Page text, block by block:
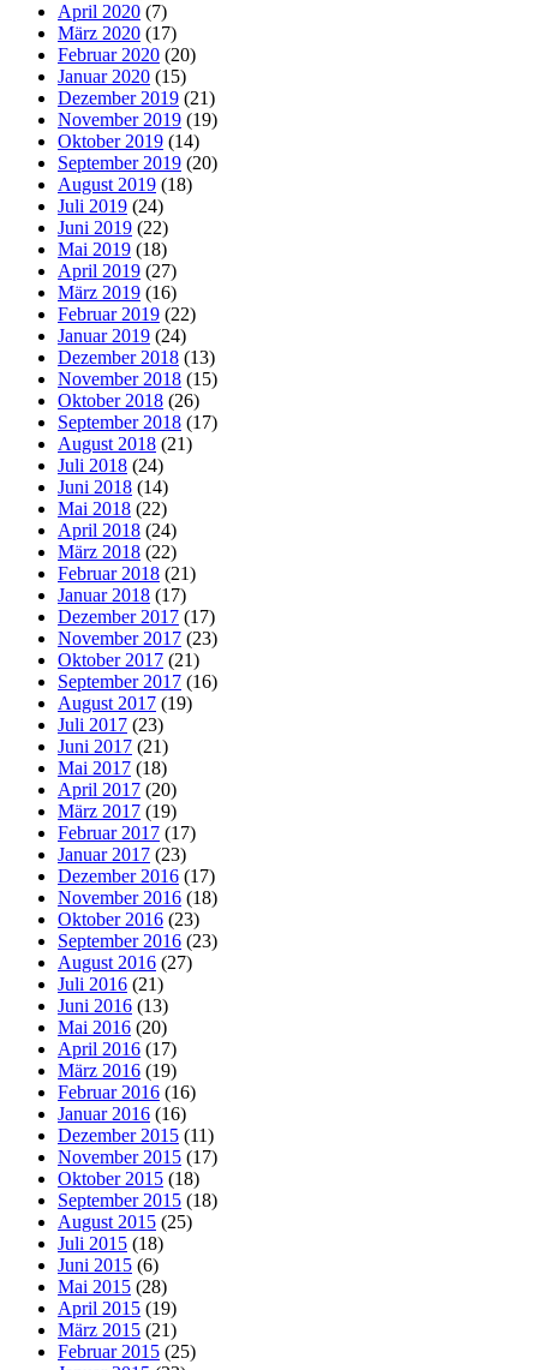
April 2020 (7)
März 2020 (17)
Februar 2020 (20)
Januar 2020 (15)
Dezember 2019 (21)
November 2019 (19)
Oktober 2019 (14)
September 2019 (20)
August 2019 (18)
Juli 2019 (24)
Juni 2019 (22)
Mai 2019 (18)
April 2019 (27)
März 2019 (16)
Februar 2019 (22)
Januar 2019 (24)
Dezember 2018 (13)
November 2018 (15)
Oktober 2018 (26)
September 2018 (17)
August 2018 (21)
Juli 2018 (24)
Juni 2018 (14)
Mai 2018 (22)
April 2018 (24)
März 2018 (22)
Februar 2018 (21)
Januar 2018 (17)
Dezember 2017 (17)
November 2017 (23)
Oktober 2017 (21)
September 2017 (16)
August 2017 (19)
Juli 2017 (23)
Juni 2017 (21)
Mai 2017 (18)
April 2017 (20)
März 2017 (19)
Februar 2017 (17)
Januar 2017 (23)
Dezember 2016 (17)
November 2016 (18)
Oktober 2016 (23)
September 2016 (23)
August 2016 (27)
Juli 2016 (21)
Juni 2016 (13)
Mai 2016 (20)
April 2016 (17)
März 2016 (19)
Februar 2016 (16)
Januar 2016 (16)
Dezember 2015 (11)
November 2015 (17)
Oktober 2015 (18)
September 2015 (18)
August 2015 (25)
Juli 2015 (18)
Juni 2015 (6)
Mai 2015 (28)
April 2015 (19)
März 2015 (21)
Februar 2015 (25)